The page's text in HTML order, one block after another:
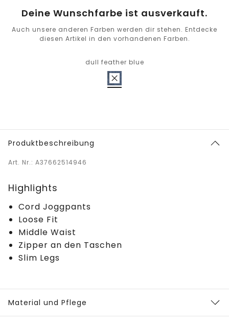
Deine Wunschfarbe ist ausverkauft.
Auch unsere anderen Farben werden dir stehen. Entdecke
diesen Artikel in den vorhandenen Farben.
dull feather blue
Produktbeschreibung
Art. Nr.: A37662514946
Highlights
Cord Joggpants
Loose Fit
Middle Waist
Zipper an den Taschen
Slim Legs
Material und Pflege